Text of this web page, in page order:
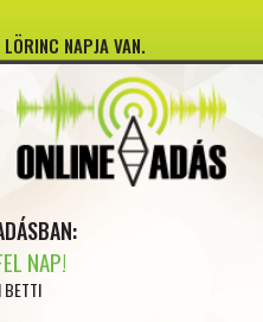
NAPJA VAN.
NAP!
BETTI